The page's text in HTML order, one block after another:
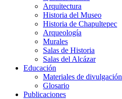
Arquitectura
Historia del Museo
Historia de Chapultepec
Arqueología
Murales
Salas de Historia
Salas del Alcázar
Educación
Materiales de divulgación
Glosario
Publicaciones